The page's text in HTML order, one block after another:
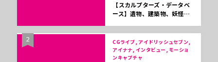
【スカルプターズ・データベ
ース】遺物、建築物、妖怪…
2
CGライブ, アイドリッシュセブン,
アイナナ, インタビュー, モーショ
ンキャプチャ